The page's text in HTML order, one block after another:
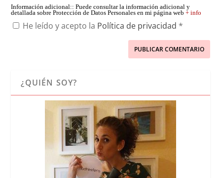
Información adicional:: Puede consultar la información adicional y
detallada sobre Protección de Datos Personales en mi página web+ info
He leído y acepto la Política de privacidad *
¿QUIÉN SOY?